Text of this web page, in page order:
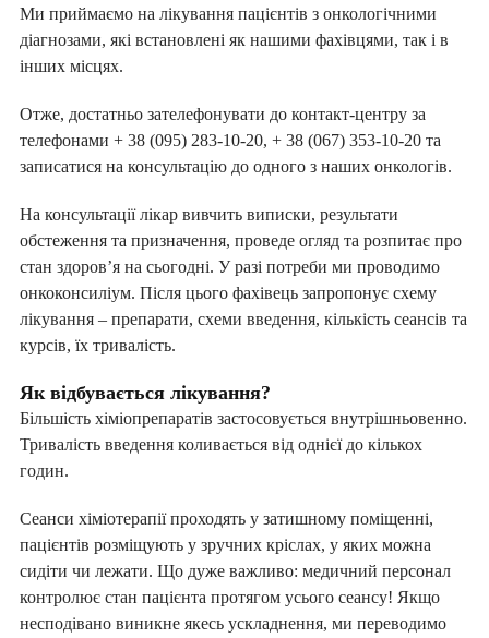
Ми приймаємо на лікування пацієнтів з онкологічними
діагнозами, які встановлені як нашими фахівцями, так і в
інших місцях.
Отже, достатньо зателефонувати до контакт-центру за
телефонами + 38 (095) 283-10-20, + 38 (067) 353-10-20 та
записатися на консультацію до одного з наших онкологів.
На консультації лікар вивчить виписки, результати
обстеження та призначення, проведе огляд та розпитає про
стан здоров’я на сьогодні. У разі потреби ми проводимо
онкоконсиліум. Після цього фахівець запропонує схему
лікування – препарати, схеми введення, кількість сеансів та
курсів, їх тривалість.
Як відбувається лікування?
Більшість хіміопрепаратів застосовується внутрішньовенно.
Тривалість введення коливається від однієї до кількох
годин.
Сеанси хіміотерапії проходять у затишному поміщенні,
пацієнтів розміщують у зручних кріслах, у яких можна
сидіти чи лежати. Що дуже важливо: медичний персонал
контролює стан пацієнта протягом усього сеансу! Якщо
несподівано виникне якесь ускладнення, ми переводимо